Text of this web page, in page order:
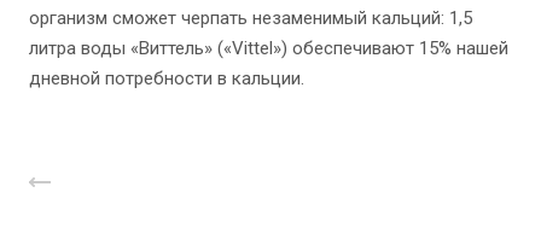
организм сможет черпать незаменимый кальций: 1,5
литра воды «Виттель» («Vittel») обеспечивают 15% нашей
дневной потребности в кальции.